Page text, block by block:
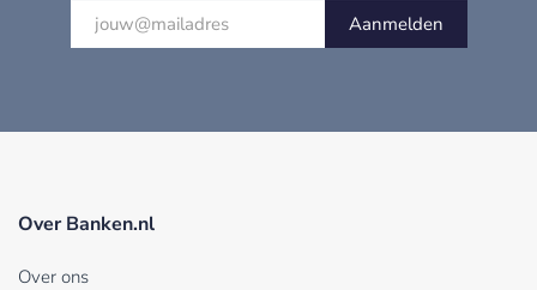
Aanmelden
Over Banken.nl
Over ons